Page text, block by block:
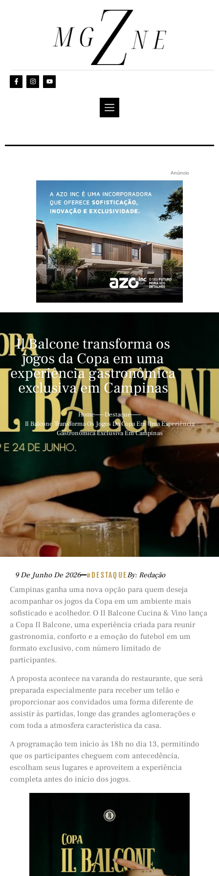
Anúncio
Il Balcone transforma os
jogos da Copa em uma
experiência gastronômica
exclusiva em Campinas
Home
Destaque
Il Balcone Transforma Os Jogos Da Copa Em Uma Experiência
Gastronômica Exclusiva Em Campinas
9 De Junho De 2026 #DESTAQUEBy: Redação
Campinas ganha uma nova opção para quem deseja
acompanhar os jogos da Copa em um ambiente mais
sofisticado e acolhedor. O Il Balcone Cucina & Vino lança
a Copa Il Balcone, uma experiência criada para reunir
gastronomia, conforto e a emoção do futebol em um
formato exclusivo, com número limitado de
participantes.
A proposta acontece na varanda do restaurante, que será
preparada especialmente para receber um telão e
proporcionar aos convidados uma forma diferente de
assistir às partidas, longe das grandes aglomerações e
com toda a atmosfera característica da casa.
A programação tem início às 18h no dia 13, permitindo
que os participantes cheguem com antecedência,
escolham seus lugares e aproveitem a experiência
completa antes do início dos jogos.